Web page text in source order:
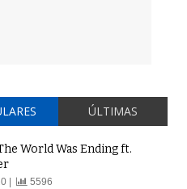
ÚLTIMAS
World Was Ending ft.
| 5596